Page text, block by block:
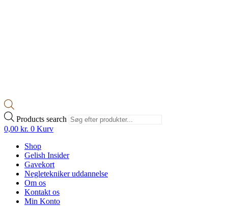
Products search
0,00 kr. 0 Kurv
Shop
Gelish Insider
Gavekort
Negletekniker uddannelse
Om os
Kontakt os
Min Konto